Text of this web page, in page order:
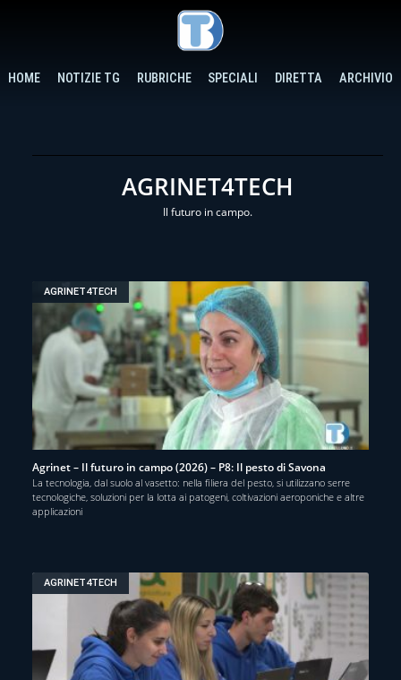
HOME NOTIZIE TG RUBRICHE SPECIALI DIRETTA ARCHIVIO
AGRINET4TECH
Il futuro in campo.
AGRINET4TECH
Agrinet – Il futuro in campo (2026) – P8: Il pesto di Savona
La tecnologia, dal suolo al vasetto: nella filiera del pesto, si utilizzano serre
tecnologiche, soluzioni per la lotta ai patogeni, coltivazioni aeroponiche e altre
applicazioni
AGRINET4TECH